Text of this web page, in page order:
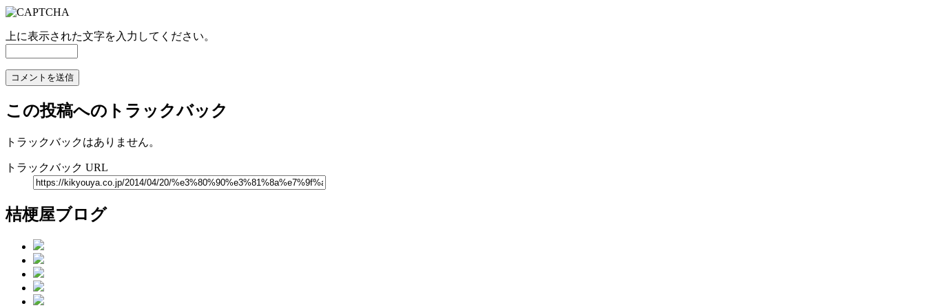
上に表示された文字を入力してください。
この投稿へのトラックバック
トラックバックはありません。
トラックバック URL
桔梗屋ブログ